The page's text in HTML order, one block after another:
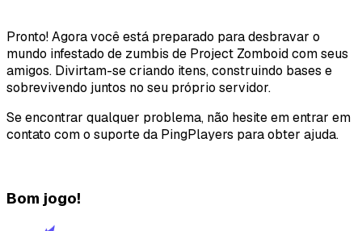
Pronto! Agora você está preparado para desbravar o
mundo infestado de zumbis de Project Zomboid com seus
amigos. Divirtam-se criando itens, construindo bases e
sobrevivendo juntos no seu próprio servidor.
Se encontrar qualquer problema, não hesite em entrar em
contato com o suporte da PingPlayers para obter ajuda.
Bom jogo!